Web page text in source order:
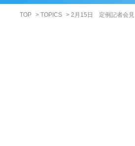
TOP TOPICS 2月15日 定例記者会見